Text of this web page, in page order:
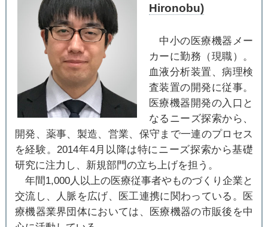
Hironobu)
中小の医療機器メー
カーに勤務（現職）。
血液分析装置、病理検
査装置の開発に従事。
医療機器開発の入口と
なるニーズ探索から、
開発、薬事、製造、営業、保守まで一連のプロセス
を経験。2014年4月以降は特にニーズ探索から基礎
研究に注力し、新規部門の立ち上げを担う。
年間1,000人以上の医療従事者やものづくり企業と
交流し、人脈を広げ、医工連携に関わっている。医
療機器業界団体においては、医療機器の市販後を中